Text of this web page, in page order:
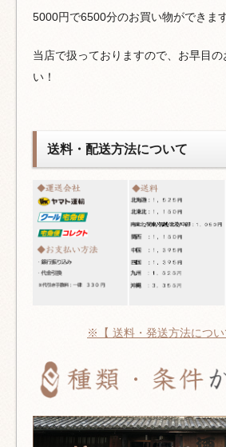
5000円で6500分のお買い物ができます
当店で扱っておりますので、お早目の
い！
送料・配送方法について
※【 送料・発送方法につ